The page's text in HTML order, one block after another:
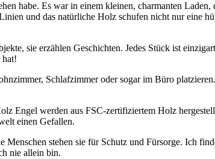
habe. Es war ‌in einem kleinen, ⁤charmanten
‍und das natürliche Holz schufen nicht⁤ nur eine
sie erzählen Geschichten. Jedes Stück‍ ist
hat!
Schlafzimmer‌ oder sogar‍ im‍ Büro
Engel ⁤werden ⁣aus FSC-zertifiziertem Holz
einen Gefallen.
stehen sie für Schutz​ und Fürsorge. Ich
nie allein bin.